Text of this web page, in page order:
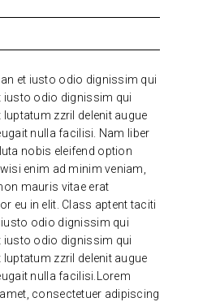
et iusto odio dignissim qui
iusto odio dignissim qui
luptatum zzril delenit augue
nulla facilisi. Nam liber
nobis eleifend option
enim ad minim veniam,
mauris vitae erat
eu in elit. Class aptent taciti
odio dignissim qui
iusto odio dignissim qui
luptatum zzril delenit augue
nulla facilisi.Lorem
consectetuer adipiscing